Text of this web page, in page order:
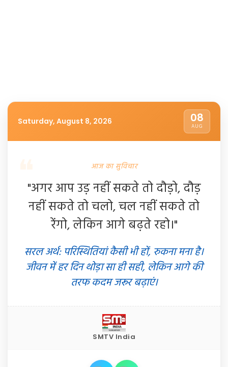
Saturday, August 8, 2026 08
AUG
आज का सुविचार
"अगर आप उड़ नहीं सकते तो दौड़ो, दौड़
नहीं सकते तो चलो, चल नहीं सकते तो
रेंगो, लेकिन आगे बढ़ते रहो।"
सरल अर्थ: परिस्थितियां कैसी भी हों, रुकना मना है।
जीवन में हर दिन थोड़ा सा ही सही, लेकिन आगे की
तरफ कदम जरूर बढ़ाएं।
SMTV India